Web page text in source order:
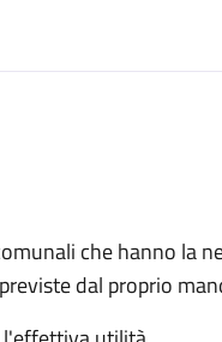
che hanno la
dal proprio